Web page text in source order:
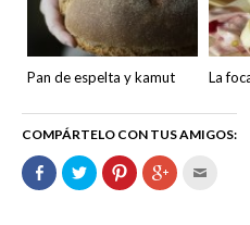
Pan de espelta y kamut La
COMPÁRTELO CON TUS AMIGOS:
Comparte
en
Facebook
Haz
clic
para
Haz
clic
para
Haz
clic